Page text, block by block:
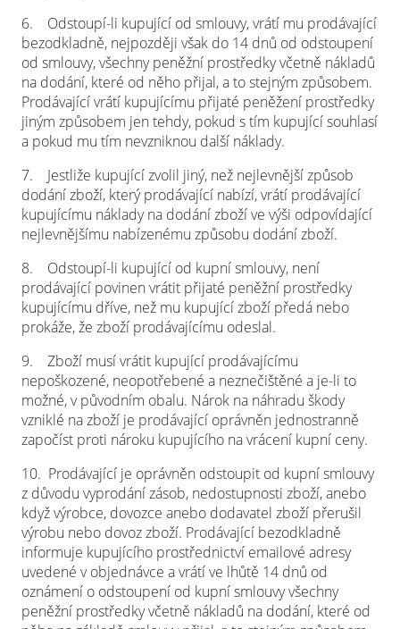
6. Odstoupí-li kupující od smlouvy, vrátí mu prodávající
bezodkladně, nejpozději však do 14 dnů od odstoupení
od smlouvy, všechny peněžní prostředky včetně nákladů
na dodání, které od něho přijal, a to stejným způsobem.
Prodávající vrátí kupujícímu přijaté peněžení prostředky
jiným způsobem jen tehdy, pokud s tím kupující souhlasí
a pokud mu tím nevzniknou další náklady.
7. Jestliže kupující zvolil jiný, než nejlevnější způsob
dodání zboží, který prodávající nabízí, vrátí prodávající
kupujícímu náklady na dodání zboží ve výši odpovídající
nejlevnějšímu nabízenému způsobu dodání zboží.
8. Odstoupí-li kupující od kupní smlouvy, není
prodávající povinen vrátit přijaté peněžní prostředky
kupujícímu dříve, než mu kupující zboží předá nebo
prokáže, že zboží prodávajícímu odeslal.
9. Zboží musí vrátit kupující prodávajícímu
nepoškozené, neopotřebené a neznečištěné a je-li to
možné, v původním obalu. Nárok na náhradu škody
vzniklé na zboží je prodávající oprávněn jednostranně
započíst proti nároku kupujícího na vrácení kupní ceny.
10. Prodávající je oprávněn odstoupit od kupní smlouvy
z důvodu vyprodání zásob, nedostupnosti zboží, anebo
když výrobce, dovozce anebo dodavatel zboží přerušil
výrobu nebo dovoz zboží. Prodávající bezodkladně
informuje kupujícího prostřednictví emailové adresy
uvedené v objednávce a vrátí ve lhůtě 14 dnů od
oznámení o odstoupení od kupní smlouvy všechny
peněžní prostředky včetně nákladů na dodání, které od